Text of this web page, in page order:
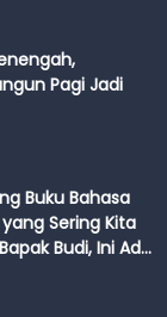
Pagi Jadi
Buku Bahasa
Sering Kita
Budi, Ini Adik